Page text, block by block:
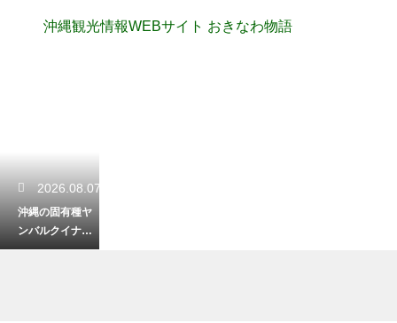
沖縄観光情報WEBサイト おきなわ物語
2026.08.07
沖縄の固有種ヤ
ンバルクイナの
生息地はどこ？